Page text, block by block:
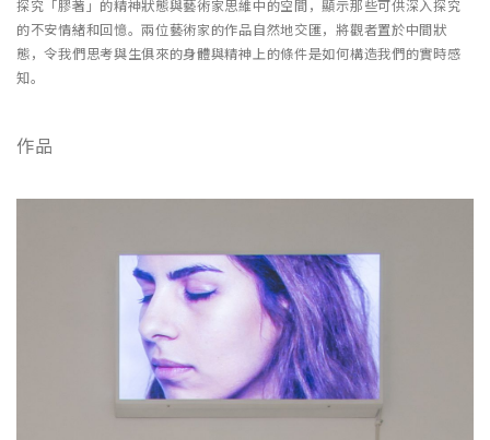
探究「膠著」的精神狀態與藝術家思維中的空間，顯示那些可供深入探究
的不安情緒和回憶。兩位藝術家的作品自然地交匯，將觀者置於中間狀
態，令我們思考與生俱來的身體與精神上的條件是如何構造我們的實時感
知。
作品